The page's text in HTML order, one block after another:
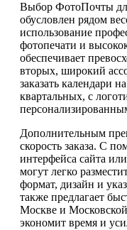
Выбор ФотоПочты
обусловлен рядом
использование
фотопечати и
обеспечивает
вторых, широкий
заказать календари
квартальных, с
Дополнительным
скорость заказа. С
интерфейса сайта
могут легко
формат, дизайн и
также предлагает
Москве и Московской
экономит время и